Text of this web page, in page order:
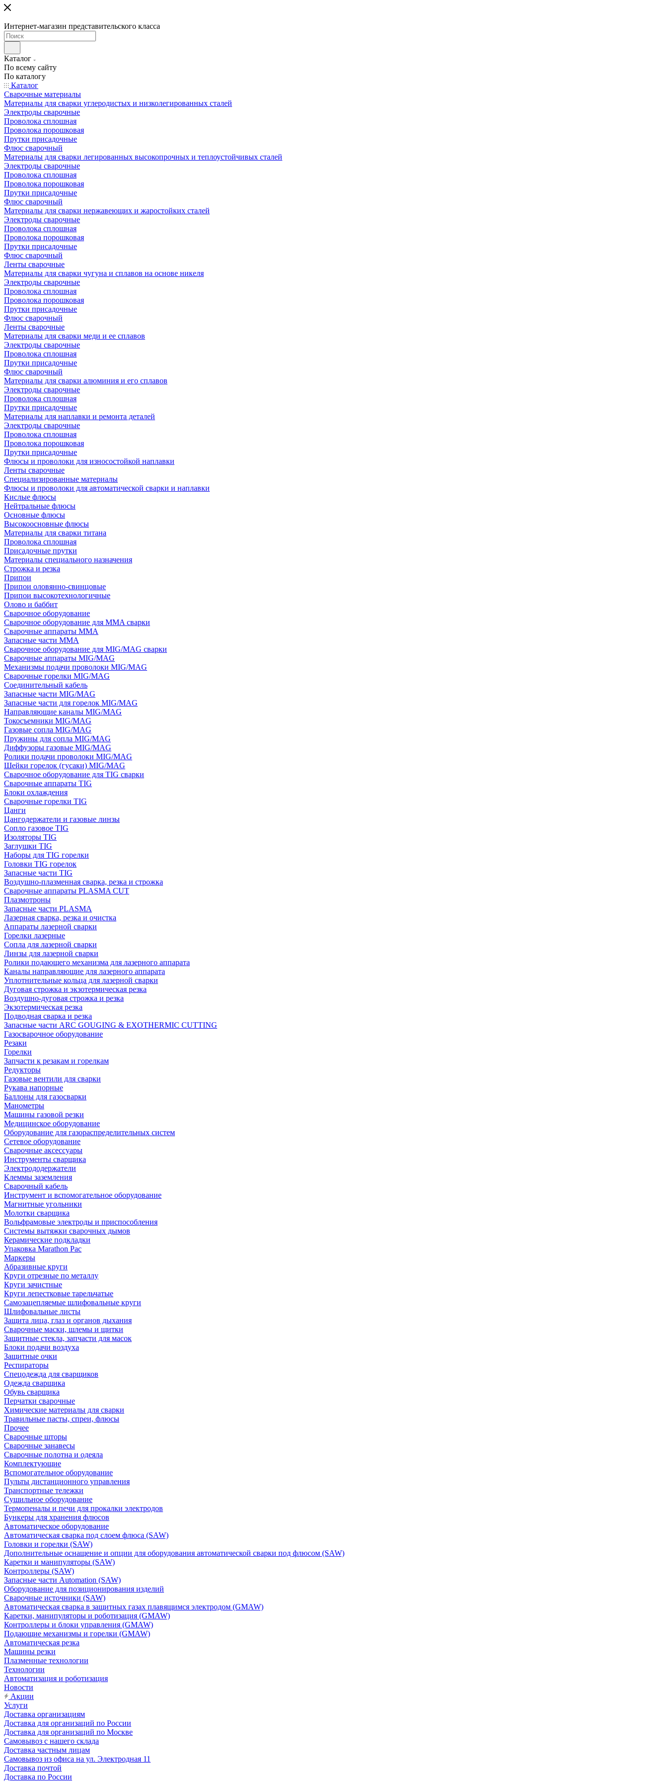
Интернет-магазин представительского класса
Каталог
По всему сайту
По каталогу
Каталог
Сварочные материалы
Материалы для сварки углеродистых и низколегированных сталей
Электроды сварочные
Проволока сплошная
Проволока порошковая
Прутки присадочные
Флюс сварочный
Материалы для сварки легированных высокопрочных и теплоустойчивых сталей
Электроды сварочные
Проволока сплошная
Проволока порошковая
Прутки присадочные
Флюс сварочный
Материалы для сварки нержавеющих и жаростойких сталей
Электроды сварочные
Проволока сплошная
Проволока порошковая
Прутки присадочные
Флюс сварочный
Ленты сварочные
Материалы для сварки чугуна и сплавов на основе никеля
Электроды сварочные
Проволока сплошная
Проволока порошковая
Прутки присадочные
Флюс сварочный
Ленты сварочные
Материалы для сварки меди и ее сплавов
Электроды сварочные
Проволока сплошная
Прутки присадочные
Флюс сварочный
Материалы для сварки алюминия и его сплавов
Электроды сварочные
Проволока сплошная
Прутки присадочные
Материалы для наплавки и ремонта деталей
Электроды сварочные
Проволока сплошная
Проволока порошковая
Прутки присадочные
Флюсы и проволоки для износостойкой наплавки
Ленты сварочные
Специализированные материалы
Флюсы и проволоки для автоматической сварки и наплавки
Кислые флюсы
Нейтральные флюсы
Основные флюсы
Высокоосновные флюсы
Материалы для сварки титана
Проволока сплошная
Присадочные прутки
Материалы специального назначения
Строжка и резка
Припои
Припои оловянно-свинцовые
Припои высокотехнологичные
Олово и баббит
Сварочное оборудование
Сварочное оборудование для MMA сварки
Сварочные аппараты MMA
Запасные части MMA
Сварочное оборудование для MIG/MAG сварки
Сварочные аппараты MIG/MAG
Механизмы подачи проволоки MIG/MAG
Сварочные горелки MIG/MAG
Соединительный кабель
Запасные части MIG/MAG
Запасные части для горелок MIG/MAG
Направляющие каналы MIG/MAG
Токосъемники MIG/MAG
Газовые сопла MIG/MAG
Пружины для сопла MIG/MAG
Диффузоры газовые MIG/MAG
Ролики подачи проволоки MIG/MAG
Шейки горелок (гусаки) MIG/MAG
Сварочное оборудование для TIG сварки
Сварочные аппараты TIG
Блоки охлаждения
Сварочные горелки TIG
Цанги
Цангодержатели и газовые линзы
Сопло газовое TIG
Изоляторы TIG
Заглушки TIG
Наборы для TIG горелки
Головки TIG горелок
Запасные части TIG
Воздушно-плазменная сварка, резка и строжка
Сварочные аппараты PLASMA CUT
Плазмотроны
Запасные части PLASMA
Лазерная сварка, резка и очистка
Аппараты лазерной сварки
Горелки лазерные
Сопла для лазерной сварки
Линзы для лазерной сварки
Ролики подающего механизма для лазерного аппарата
Каналы направляющие для лазерного аппарата
Уплотнительные кольца для лазерной сварки
Дуговая строжка и экзотермическая резка
Воздушно-дуговая строжка и резка
Экзотермическая резка
Подводная сварка и резка
Запасные части ARC GOUGING & EXOTHERMIC CUTTING
Газосварочное оборудование
Резаки
Горелки
Запчасти к резакам и горелкам
Редукторы
Газовые вентили для сварки
Рукава напорные
Баллоны для газосварки
Манометры
Машины газовой резки
Медицинское оборудование
Оборудование для газораспределительных систем
Сетевое оборудование
Сварочные аксессуары
Инструменты сварщика
Электрододержатели
Клеммы заземления
Сварочный кабель
Инструмент и вспомогательное оборудование
Магнитные угольники
Молотки сварщика
Вольфрамовые электроды и приспособления
Системы вытяжки сварочных дымов
Керамические подкладки
Упаковка Marathon Pac
Маркеры
Абразивные круги
Круги отрезные по металлу
Круги зачистные
Круги лепестковые тарельчатые
Самозацепляемые шлифовальные круги
Шлифовальные листы
Защита лица, глаз и органов дыхания
Сварочные маски, шлемы и щитки
Защитные стекла, запчасти для масок
Блоки подачи воздуха
Защитные очки
Респираторы
Спецодежда для сварщиков
Одежда сварщика
Обувь сварщика
Перчатки сварочные
Химические материалы для сварки
Травильные пасты, спреи, флюсы
Прочее
Сварочные шторы
Сварочные занавесы
Сварочные полотна и одеяла
Комплектующие
Вспомогательное оборудование
Пульты дистанционного управления
Транспортные тележки
Сушильное оборудование
Термопеналы и печи для прокалки электродов
Бункеры для хранения флюсов
Автоматическое оборудование
Автоматическая сварка под слоем флюса (SAW)
Головки и горелки (SAW)
Дополнительные оснащение и опции для оборудования автоматической сварки под флюсом (SAW)
Каретки и манипуляторы (SAW)
Контроллеры (SAW)
Запасные части Automation (SAW)
Оборудование для позиционирования изделий
Сварочные источники (SAW)
Автоматическая сварка в защитных газах плавящимся электродом (GMAW)
Каретки, манипуляторы и роботизация (GMAW)
Контроллеры и блоки управления (GMAW)
Подающие механизмы и горелки (GMAW)
Автоматическая резка
Машины резки
Плазменные технологии
Технологии
Автоматизация и роботизация
Новости
Акции
Услуги
Доставка организациям
Доставка для организаций по России
Доставка для организаций по Москве
Самовывоз с нашего склада
Доставка частным лицам
Самовывоз из офиса на ул. Электродная 11
Доставка почтой
Доставка по России